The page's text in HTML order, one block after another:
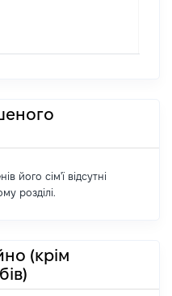
його сім'ї відсутні
розділі.
(крім